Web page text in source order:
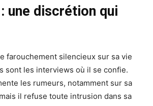
une discrétion qui
farouchement silencieux sur sa vie
sont les interviews où il se confie.
les rumeurs, notamment sur sa
il refuse toute intrusion dans sa